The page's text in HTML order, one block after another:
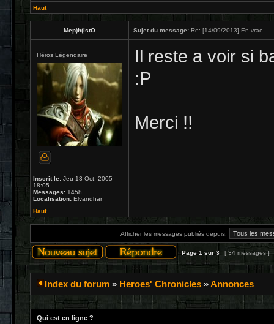
Haut
Mep)h(istO Sujet du message: Re: [14/09/2013] En vrac
Héros Légendaire
Inscrit le: Jeu 13 Oct, 2005
18:05
Messages: 1458
Localisation: Elvandhar
Il reste a voir si
:P
Merci !!
Haut
Afficher les messages publiés depuis:
Page 1 sur 3 [ 34 messages ]
Index du forum » Heroes' Chronicles »Annonces
Qui est en ligne ?